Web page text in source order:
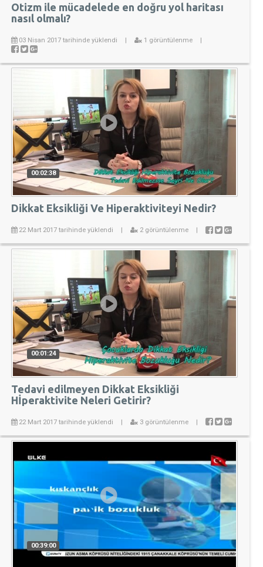
Otizm ile mücadelede en doğru yol haritası
nasıl olmalı?
03 Nisan 2017 tarihinde yüklendi | 1 görüntülenme |
00:02:38
Dikkat Eksikliği Ve Hiperaktiviteyi Nedir?
22 Mart 2017 tarihinde yüklendi 2 görüntülenme
00:01:24
Tedavi edilmeyen Dikkat Eksikliği
Hİperaktivite Neleri Getirir?
22 Mart 2017 tarihinde yüklendi | 3 görüntülenme |
00:39:00